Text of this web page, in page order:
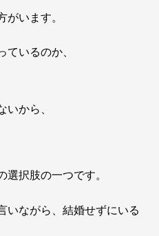
がいます。
ているのか、
いから、
選択肢の一つです。
いながら、結婚せずにいる